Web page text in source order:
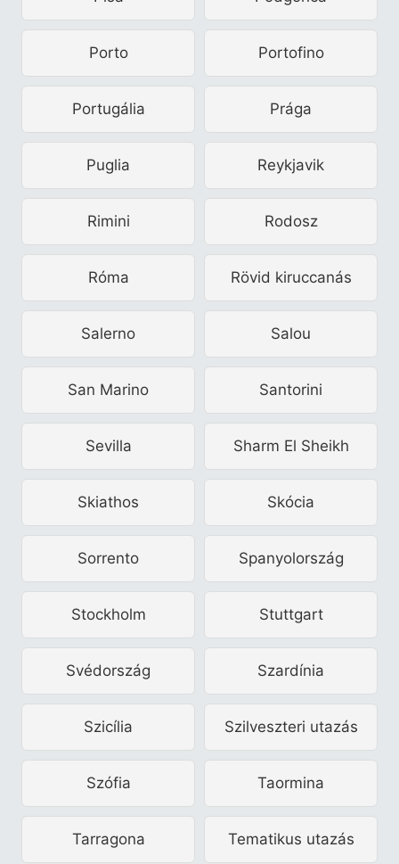
Porto Portofino
Portugália Prága
Puglia Reykjavik
Rimini Rodosz
Róma Rövid kiruccanás
Salerno Salou
San Marino Santorini
Sevilla Sharm El Sheikh
Skiathos Skócia
Sorrento Spanyolország
Stockholm Stuttgart
Svédország Szardínia
Szicília Szilveszteri utazás
Szófia Taormina
Tarragona Tematikus utazás